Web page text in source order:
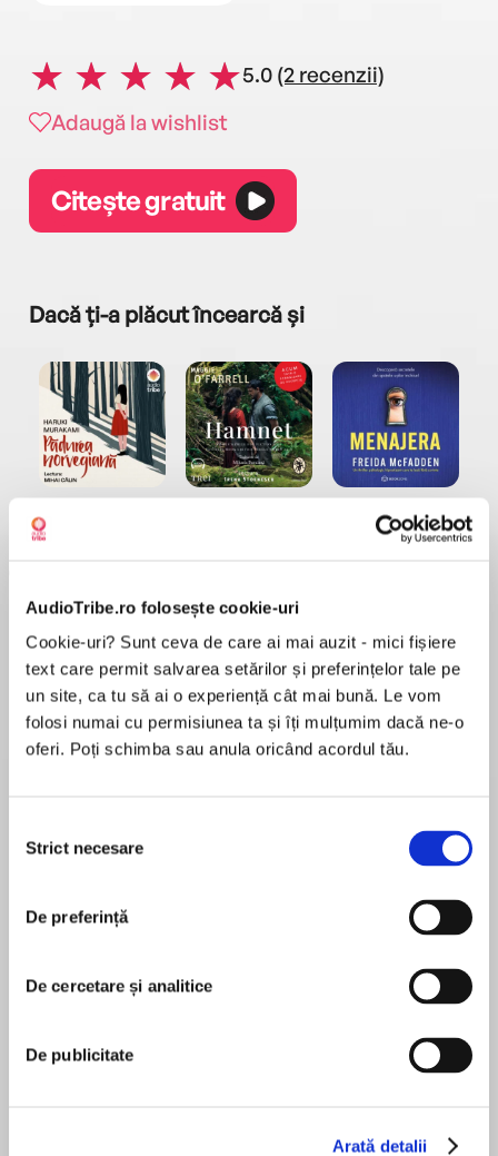
AudioTribe.ro folosește cookie-uri
Cookie-uri? Sunt ceva de care ai mai auzit - mici fișiere
text care permit salvarea setărilor și preferințelor tale pe
un site, ca tu să ai o experiență cât mai bună. Le vom
folosi numai cu permisiunea ta și îți mulțumim dacă ne-o
oferi. Poți schimba sau anula oricând acordul tău.
consimțământului
Strict necesare
De preferință
De cercetare și analitice
De publicitate
Arată detalii
5.0 (2 recenzii)
Adaugă la wishlist
Citește gratuit
Dacă ți-a plăcut încearcă și
Elita de Argint (Elita
de...
Dani Francis
Diavolul se îmbracă de
la...
Lauren Weisberger
Freida McFadden
Sohn Won-pyung
Desprecarte
deviza reporterilor TV. Iar o bombă plasată într-
cunoștință în seria BILL HODGES și în romanul
primul ei caz: dispariția unui câine. Iar tânăra cu
reporterul care a ajuns primul la locul exploziei.
În acest moment nu există recenzii